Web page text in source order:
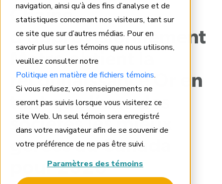
navigation, ainsi qu’à des fins d’analyse et de
statistiques concernant nos visiteurs, tant sur
ce site que sur d’autres médias. Pour en
savoir plus sur les témoins que nous utilisons,
veuillez consulter notre
Politique en matière de fichiers témoins.
Si vous refusez, vos renseignements ne
seront pas suivis lorsque vous visiterez ce
site Web. Un seul témoin sera enregistré
dans votre navigateur afin de se souvenir de
votre préférence de ne pas être suivi.
Paramètres des témoins
Chaîne
d’approvisionnement
Metro obtient la
reconnaissance Or en
tant que l’une des
sociétés les mieux
gérées au Canada
pour 2026